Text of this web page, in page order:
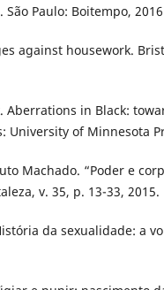
Paulo: Boitempo,
against housework.
Aberrations in Black:
University of Minnesota
Machado. “Poder e
v. 35, p. 13-33, 2015.
da sexualidade: a